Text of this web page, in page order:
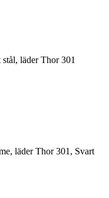
läder Thor 301
läder Thor 301, Svart